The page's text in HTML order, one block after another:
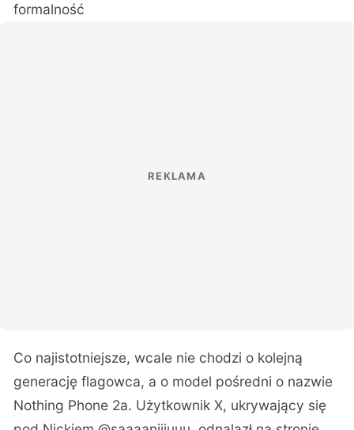
formalność
Co najistotniejsze, wcale nie chodzi o kolejną
generację flagowca, a o model pośredni o nazwie
Nothing Phone 2a. Użytkownik X, ukrywający się